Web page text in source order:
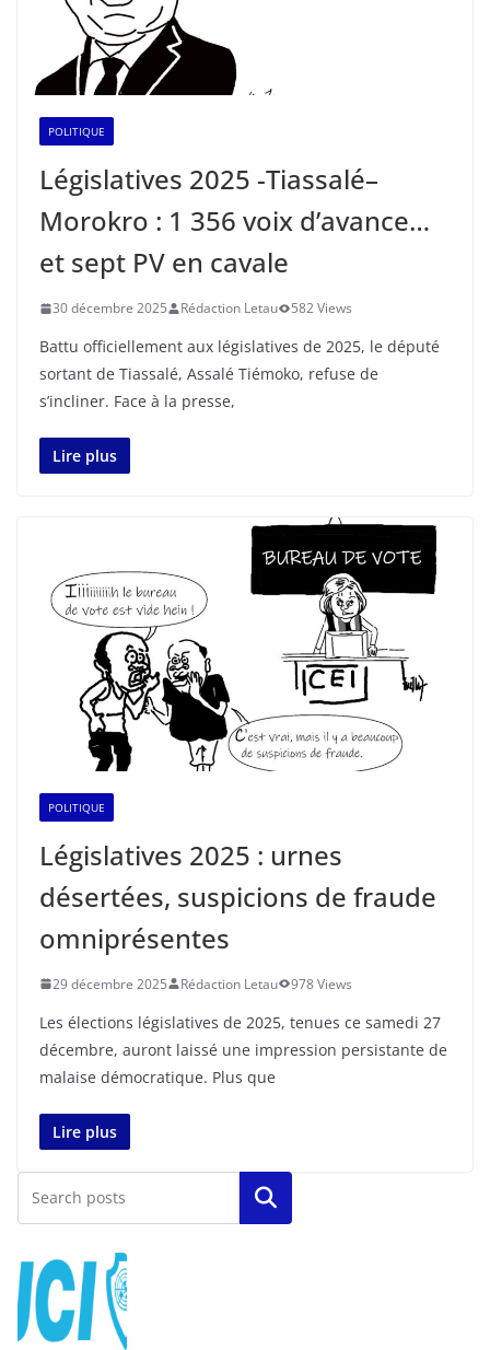
POLITIQUE
Législatives 2025 -Tiassalé–
Morokro : 1 356 voix d’avance…
et sept PV en cavale
30 décembre 2025 Rédaction Letau 582 Views
Battu officiellement aux législatives de 2025, le député
sortant de Tiassalé, Assalé Tiémoko, refuse de
s’incliner. Face à la presse,
Lire plus
POLITIQUE
Législatives 2025 : urnes
désertées, suspicions de fraude
omniprésentes
29 décembre 2025 Rédaction Letau 978 Views
Les élections législatives de 2025, tenues ce samedi 27
décembre, auront laissé une impression persistante de
malaise démocratique. Plus que
Lire plus
Rechercher